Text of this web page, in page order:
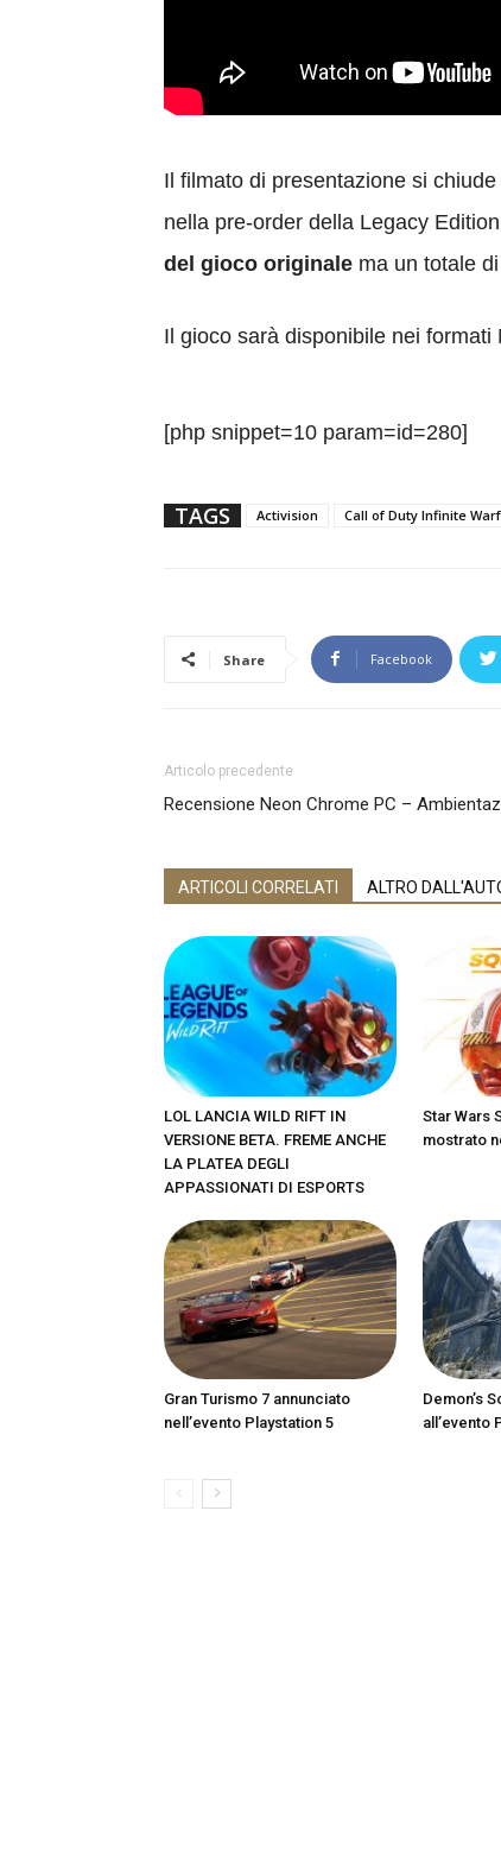
Il filmato di presentazione si
nella pre-order della Legacy
del gioco originale ma un totale
Il gioco sarà disponibile nei
[php snippet=10 param=id=280]
TAGS Activision Call of Duty Infinite
Share Facebook
Articolo precedente
Recensione Neon Chrome PC –
ARTICOLI CORRELATI ALTRO
LOL LANCIA WILD RIFT IN
VERSIONE BETA. FREME ANCHE
LA PLATEA DEGLI
APPASSIONATI DI ESPORTS
Star Wars
mostrato
Gran Turismo 7 annunciato
nell’evento Playstation 5
Demon’s
all’evento